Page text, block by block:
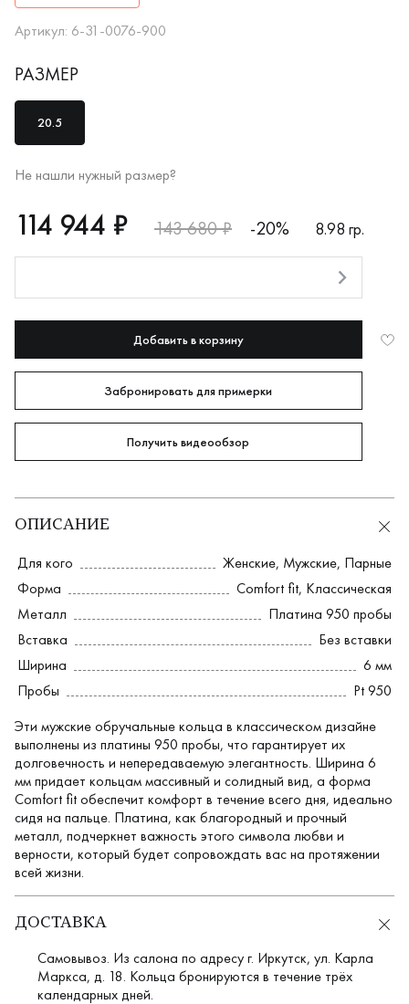
Артикул: 6-31-0076-900
РАЗМЕР
20.5
Не нашли нужный размер?
RUB
114944
114 944 ₽ 143 680 ₽ -20%
8.98 гр.
Добавить в корзину
Забронировать для примерки
Получить видеообзор
ОПИСАНИЕ
Для кого Женские, Мужские, Парные
Форма
Comfort fit, Классическая
Металл
Платина 950 пробы
Вставка
Без вставки
Ширина
6 мм
Пробы
Pt 950
Эти мужские обручальные кольца в классическом дизайне
выполнены из платины 950 пробы, что гарантирует их
долговечность и непередаваемую элегантность. Ширина 6
мм придает кольцам массивный и солидный вид, а форма
Comfort fit обеспечит комфорт в течение всего дня, идеально
сидя на пальце. Платина, как благородный и прочный
металл, подчеркнет важность этого символа любви и
верности, который будет сопровождать вас на протяжении
всей жизни.
ДОСТАВКА
Самовывоз. Из салона по адресу г. Иркутск, ул. Карла
Маркса, д. 18. Кольца бронируются в течение трёх
календарных дней.